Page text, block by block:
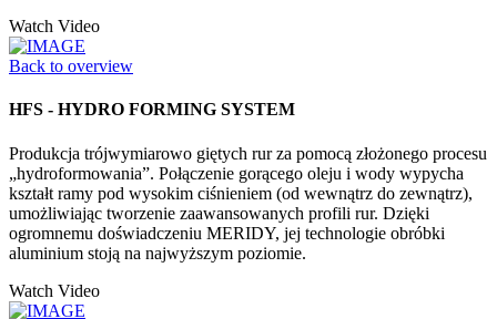
Watch Video
Back to overview
HFS - HYDRO FORMING SYSTEM
Produkcja trójwymiarowo giętych rur za pomocą złożonego procesu
„hydroformowania”. Połączenie gorącego oleju i wody wypycha
kształt ramy pod wysokim ciśnieniem (od wewnątrz do zewnątrz),
umożliwiając tworzenie zaawansowanych profili rur. Dzięki
ogromnemu doświadczeniu MERIDY, jej technologie obróbki
aluminium stoją na najwyższym poziomie.
Watch Video